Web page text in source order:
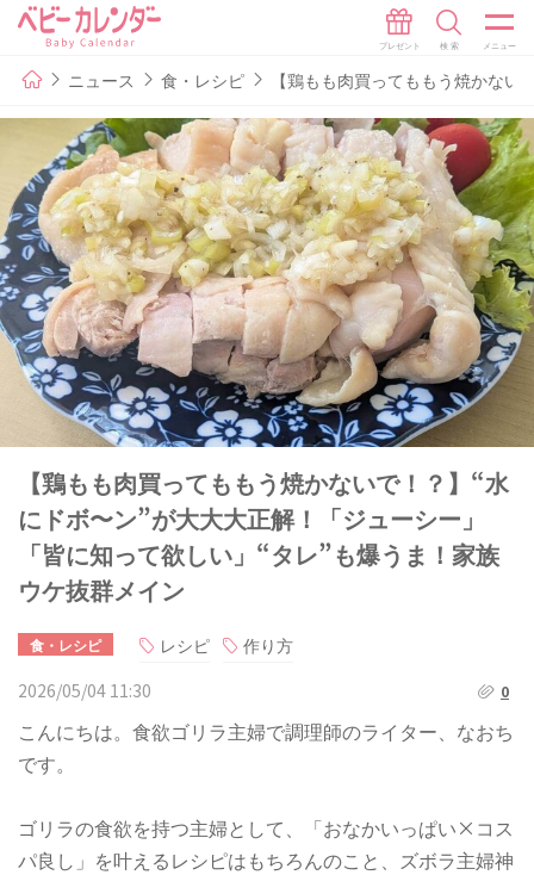
ニュース 食・レシピ 【鶏もも肉買ってももう焼かな
【鶏もも肉買ってももう焼かないで！？】“水
にドボ〜ン”が大大大正解！「ジューシー」
「皆に知って欲しい」“タレ”も爆うま！家族
ウケ抜群メイン
食・レシピ レシピ
作り方
2026/05/04 11:30
0
こんにちは。食欲ゴリラ主婦で調理師のライター、なおち
です。
ゴリラの食欲を持つ主婦として、「おなかいっぱい×コス
パ良し」を叶えるレシピはもちろんのこと、ズボラ主婦神